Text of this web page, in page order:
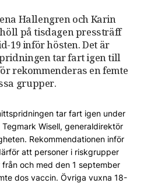
Hallengren och Karin
på tisdagen pressträff
19 inför hösten. Det är
tar fart igen till
rekommenderas en femte
grupper.
tar fart igen under
Wisell, generaldirektör
Rekommendationen inför
att personer i riskgrupper
och med den 1 september
dos vaccin. Övriga vuxna 18-